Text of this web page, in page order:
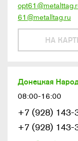
НА
61@metalltag.ru
Донецкая
08:00-16:00
+7 (928) 143-
+7 (928) 143-